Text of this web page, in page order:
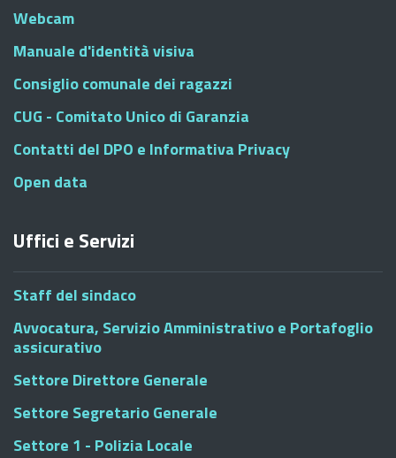
Webcam
Manuale d'identità visiva
Consiglio comunale dei ragazzi
CUG - Comitato Unico di Garanzia
Contatti del DPO e Informativa Privacy
Open data
Uffici e Servizi
Staff del sindaco
Avvocatura, Servizio Amministrativo e Portafoglio
assicurativo
Settore Direttore Generale
Settore Segretario Generale
Settore 1 - Polizia Locale